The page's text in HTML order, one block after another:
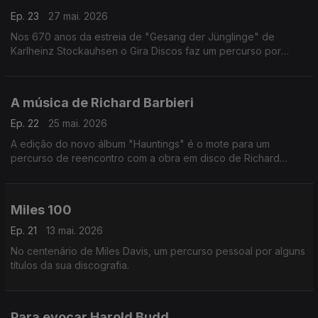
Ep. 23
27 mai. 2026
Nos 670 anos da estreia de "Gesang der Jünglinge" de
Karlheinz Stockauhsen o Gira Discos faz um percurso por
A música de Richard Barbieri
Ep. 22
25 mai. 2026
A edição do novo álbum "Hauntings" é o mote para um
percurso de reencontro com a obra em disco de Richard
Miles 100
Ep. 21
13 mai. 2026
No centenário de Miles Davis, um percurso pessoal por alguns
títulos da sua discografia.